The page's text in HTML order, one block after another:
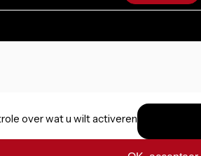
over wat u wilt activeren